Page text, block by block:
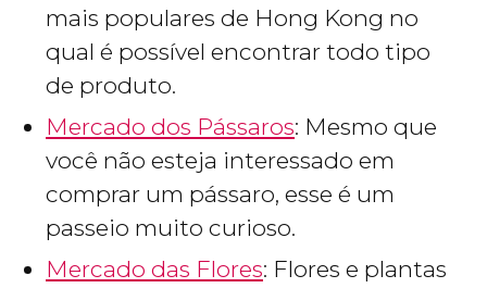
mais populares de Hong Kong no
qual é possível encontrar todo tipo
de produto.
Mercado dos Pássaros: Mesmo que
você não esteja interessado em
comprar um pássaro, esse é um
passeio muito curioso.
Mercado das Flores: Flores e plantas